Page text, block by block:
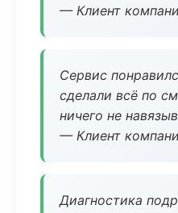
— Клиент
Сервис
сделали всё по
ничего не
— Клиент
Диагностика